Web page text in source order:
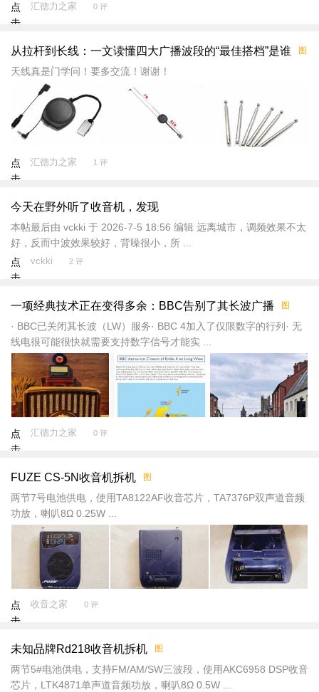
点
击
新
加
汇德力之家 0 评
从拉杆到长线：一文读懂四大广播波段的“最佳搭档”是谁 图
天线真是门学问！要多交流！谢谢！
点
击
新
加
载
汇德力之家 1 评
今天在野外听了收音机，发现
本帖最后由 vckki 于 2026-7-5 18:56 编辑 远离城市，调频效果不太
好，反而中波效果较好，背噪很小，所 ...
点
击
新
加
载
vckki 2 评
一项经典技术正在变得多余：BBC告别了其长波广播 图
· BBC已关闭其长波（LW）服务· BBC 4加入了仅限数字的行列· 无
线电很可能很快就需要支持数字信号才能实 ...
点
击
新
加
载
汇德力之家 0 评
FUZE CS-5N收音机拆机 图
两节7号电池供电，使用TA8122AF收音芯片，TA7376P双声道音频
功放，喇叭8Ω 0.25W ...
点
击
新
加
载
收音之家 0 评
未知品牌Rd218收音机拆机 图
两节5#电池供电，支持FM/AM/SW三波段，使用AKC6958 DSP收音
芯片，LTK4871单声道音频功放，喇叭8Ω 0.5W ...